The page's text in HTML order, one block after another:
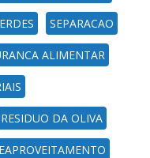
SEPARACAO
ALIMENTAR
RESIDUO DA OLIVA